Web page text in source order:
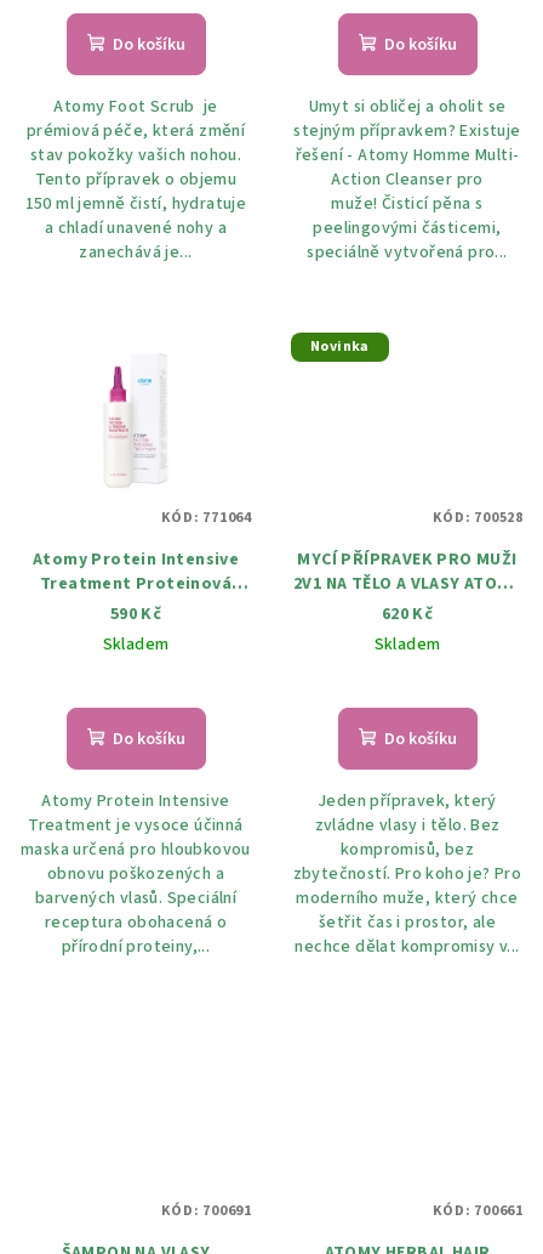
hodnocení
produktu
z
5
hvězdiček.
Do košíku
Atomy Foot Scrub je
prémiová péče, která změní
stav pokožky vašich nohou.
Tento přípravek o objemu
150 ml jemně čistí, hydratuje
a chladí unavené nohy a
zanechává je...
Do košíku
Umyt si obličej a oholit se
stejným přípravkem? Existuje
řešení - Atomy Homme Multi-
Action Cleanser pro
muže! Čisticí pěna s
peelingovými částicemi,
speciálně vytvořená pro...
Atomy Protein Intensive
Treatment Proteinová
maska na vlasy 200 ml
590 Kč
Skladem
Do košíku
Atomy Protein Intensive
Treatment je vysoce účinná
maska ​​určená pro hloubkovou
obnovu poškozených a
barvených vlasů. Speciální
receptura obohacená o
přírodní proteiny,...
KÓD: 771064
Novinka
MYCÍ PŘÍPRAVEK PRO MUŽI
2V1 NA TĚLO A VLASY ATOMY
HOMME ALL-IN-ONE WASH
500 ML
620 Kč
Skladem
Do košíku
Jeden přípravek, který
zvládne vlasy i tělo. Bez
kompromisů, bez
zbytečností. Pro koho je? Pro
moderního muže, který chce
šetřit čas i prostor, ale
nechce dělat kompromisy v...
KÓD: 700528
KÓD: 700691 KÓD: 700661